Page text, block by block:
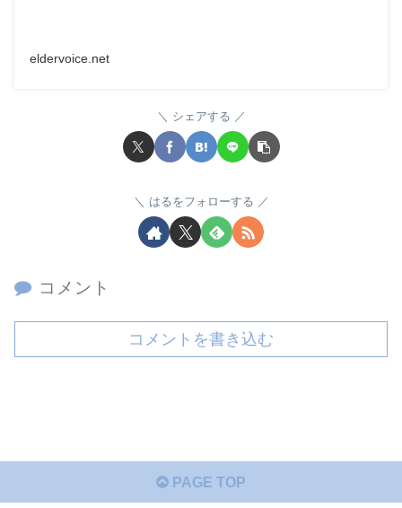
eldervoice.net
シェアする
はるをフォローする
コメント
コメントを書き込む
PAGE TOP